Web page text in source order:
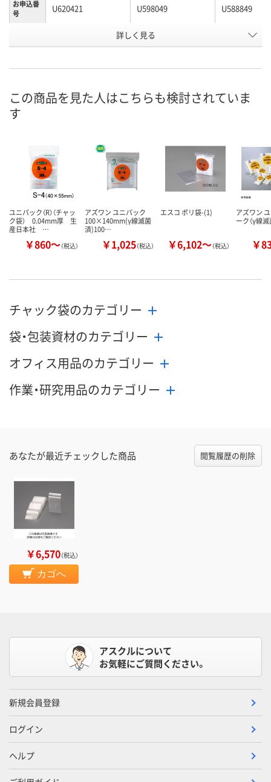
お申込番
号
U620421 U598049 U588849
わずか
在庫切れです
数量
詳しく見る
この商品を見た人はこちらも検討されていま
す
ユニパック（R）（チャッ
ク袋） 0.04mm厚 生
産日本社 …
￥860～（税込）
アズワン ユニパック
100×140mm(γ線滅菌
済)100…
￥1,025（税込）
エスコ ポリ袋-(1)
￥6,102～（税込）
アズワン
ーク（γ線
￥
チャック袋のカテゴリー
袋・包装資材のカテゴリー
オフィス用品のカテゴリー
作業・研究用品のカテゴリー
あなたが最近チェックした商品 閲覧履歴の削除
￥6,570（税込）
カゴへ
アスクルについて
お気軽にご質問ください。
新規会員登録
ログイン
ヘルプ